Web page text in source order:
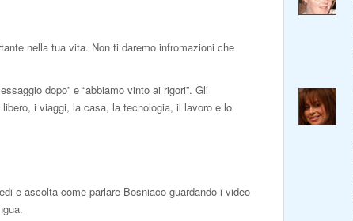
nella tua vita. Non ti daremo infromazioni che
dopo” e “abbiamo vinto ai rigori”. Gli
i viaggi, la casa, la tecnologia, il lavoro e lo
e ascolta come parlare Bosniaco guardando i video